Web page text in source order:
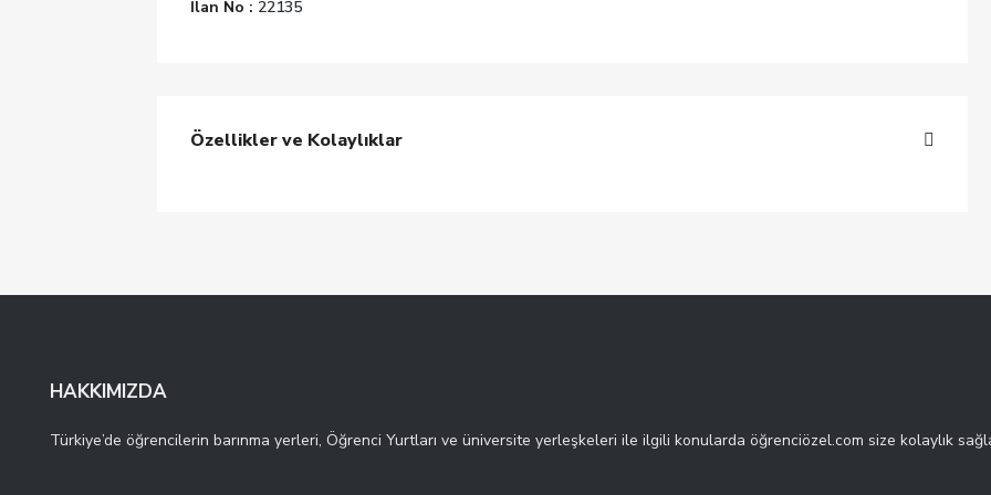
İlan No : 22135
Özellikler ve Kolaylıklar
HAKKIMIZDA
Türkiye’de öğrencilerin barınma yerleri, Öğrenci Yurtları ve üniversite yerleşkeleri ile ilgili konularda öğrenciözel.com size kolaylık